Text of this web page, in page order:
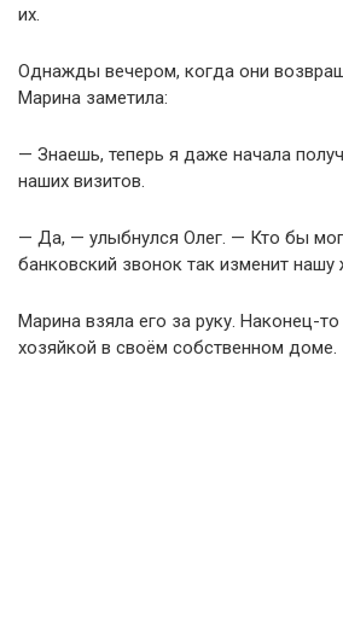
их.
Однажды вечером, когда они
Марина заметила:
— Знаешь, теперь я даже начала
наших визитов.
— Да, — улыбнулся Олег. — Кто бы
банковский звонок так изменит нашу
Марина взяла его за руку. Наконец-
хозяйкой в своём собственном доме.